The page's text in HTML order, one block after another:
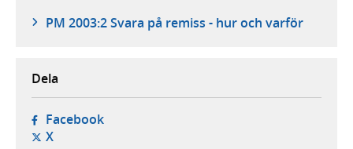
PM 2003:2 Svara på remiss - hur och varför
Dela
Facebook- öppnas i ny flik, extern webbplats,
X- öppnas i ny flik, extern webbplats,